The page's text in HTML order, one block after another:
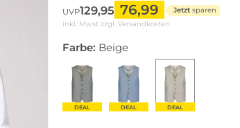
UVP129,95 76,99 Jetzt sparen
inkl. Mwst zzgl. Versandkosten
Farbe: Beige
DEAL DEAL DEAL